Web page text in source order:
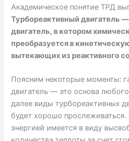
Академическое понятие ТРД
Турбореактивный двигатель
двигатель, в котором
преобразуется в
вытекающих из реактивного
Поясним некоторые моменты:
двигатель — это основа
далее виды турбореактивных
будет хорошо
энергией имеется в виду